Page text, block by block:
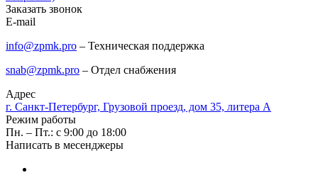
Заказать звонок
E-mail
info@zpmk.pro – Техническая поддержка
snab@zpmk.pro – Отдел снабжения
Адрес
г. Санкт-Петербург, Грузовой проезд, дом 35, литера А
Режим работы
Пн. – Пт.: с 9:00 до 18:00
Написать в месенджеры